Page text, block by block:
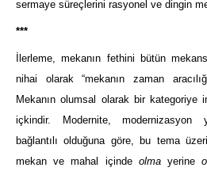
sermaye süreçlerini rasyonel ve dingin
***
İlerleme, mekanın fethini bütün
nihai olarak “mekanın zaman
Mekanın olumsal olarak bir kategoriye
içkindir. Modernite, modernizasyon
bağlantılı olduğuna göre, bu tema
mekan ve mahal içinde olmayerine